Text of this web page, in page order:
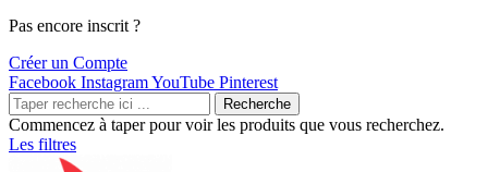
Pas encore inscrit ?
Créer un Compte
Facebook InstagramYouTube Pinterest
Recherche
Commencez à taper pour voir les produits que vous recherchez.
Les filtres